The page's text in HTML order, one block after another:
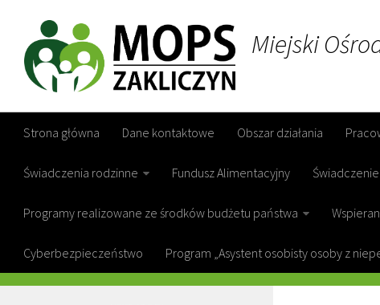
Miejski
Strona główna Dane kontaktowe Obszar działania
Świadczenia rodzinne Fundusz Alimentacyjny
Programy realizowane ze środków budżetu państwa
Cyberbezpieczeństwo Program „Asystent osobisty osoby z
GOPS